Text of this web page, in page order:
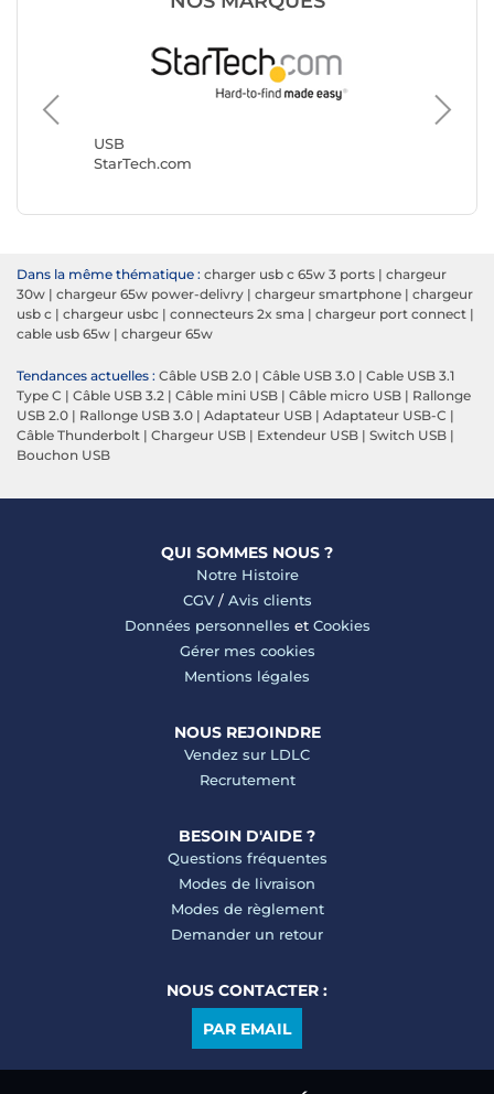
USB
StarTech.com
USB
Goobay
Dans la même thématique : charger usb c 65w 3 ports | chargeur
30w | chargeur 65w power-delivry | chargeur smartphone | chargeur
usb c | chargeur usbc | connecteurs 2x sma | chargeur port connect |
cable usb 65w | chargeur 65w
Tendances actuelles : Câble USB 2.0 | Câble USB 3.0 | Cable USB 3.1
Type C | Câble USB 3.2 | Câble mini USB | Câble micro USB | Rallonge
USB 2.0 | Rallonge USB 3.0 | Adaptateur USB | Adaptateur USB-C |
Câble Thunderbolt | Chargeur USB | Extendeur USB | Switch USB |
Bouchon USB
QUI SOMMES NOUS ?
Notre Histoire
CGV/ Avis clients
Données personnelles et Cookies
Gérer mes cookies
Mentions légales
NOUS REJOINDRE
Vendez sur LDLC
Recrutement
BESOIN D'AIDE ?
Questions fréquentes
Modes de livraison
Modes de règlement
Demander un retour
NOUS CONTACTER :
PAR EMAIL